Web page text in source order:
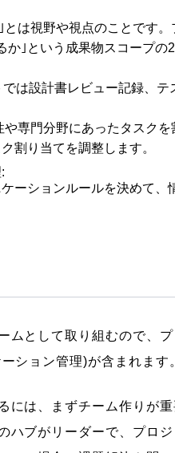
とは視野や視点のことです
か｣という成果物スコープ
は設計書レビュー記録、
専門分野にあったタスク
割り当てを調整します。
ーションルールを決めて、
ムとして取り組むので、
ション管理)が含まれます
には、まずチーム作りが
ハブがリーダーで、プロ